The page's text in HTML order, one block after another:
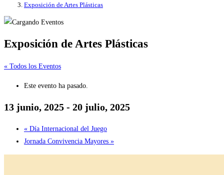
Exposición de Artes Plásticas
Exposición de Artes Plásticas
« Todos los Eventos
Este evento ha pasado.
13 junio, 2025 - 20 julio, 2025
« Día Internacional del Juego
Jornada Convivencia Mayores »